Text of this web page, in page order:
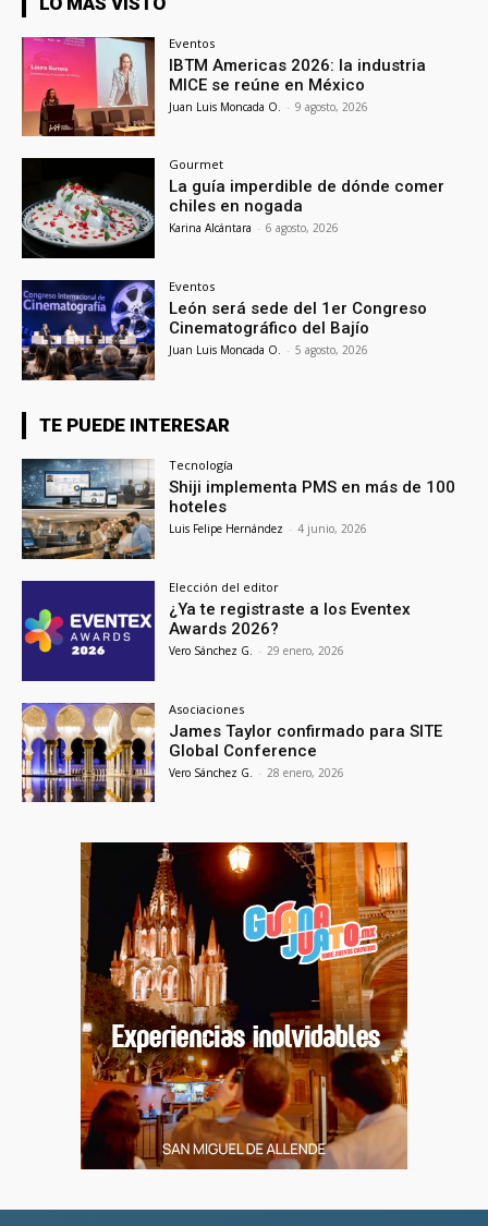
Eventos
IBTM Americas 2026: la industria
MICE se reúne en México
Juan Luis Moncada O. - 9 agosto, 2026
Gourmet
La guía imperdible de dónde comer
chiles en nogada
Karina Alcántara - 6 agosto, 2026
Eventos
León será sede del 1er Congreso
Cinematográfico del Bajío
Juan Luis Moncada O. - 5 agosto, 2026
TE PUEDE INTERESAR
Tecnología
Shiji implementa PMS en más de 100
hoteles
Luis Felipe Hernández - 4 junio, 2026
Elección del editor
¿Ya te registraste a los Eventex
Awards 2026?
Vero Sánchez G. - 29 enero, 2026
Asociaciones
James Taylor confirmado para SITE
Global Conference
Vero Sánchez G. - 28 enero, 2026